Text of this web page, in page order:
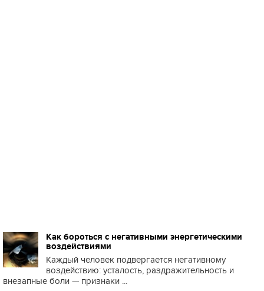
Как бороться с негативными энергетическими
воздействиями
Каждый человек подвергается негативному
воздействию: усталость, раздражительность и
внезапные боли — признаки ...